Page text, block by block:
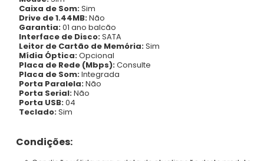
Caixa de Som:Sim
Drive de 1.44MB:Não
Garantia:01 ano balcão
Interface de Disco:SATA
Leitor de Cartão de Memória:Sim
Mídia Óptica:Opcional
Placa de Rede (Mbps):Consulte
Placa de Som:Integrada
Porta Paralela:Não
Porta Serial:Não
Porta USB:04
Teclado:Sim
Condições: